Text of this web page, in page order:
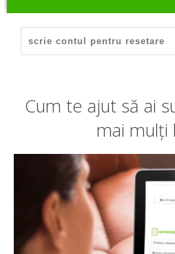
Cum te ajut să ai
mai mulți